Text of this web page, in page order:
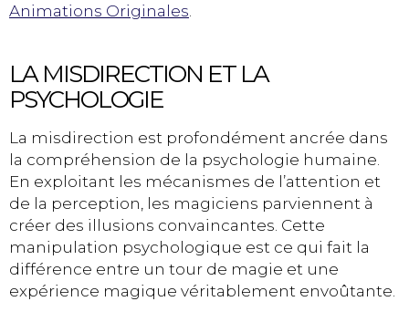
Animations Originales.
LA MISDIRECTION ET LA
PSYCHOLOGIE
La misdirection est profondément ancrée dans
la compréhension de la psychologie humaine.
En exploitant les mécanismes de l’attention et
de la perception, les magiciens parviennent à
créer des illusions convaincantes. Cette
manipulation psychologique est ce qui fait la
différence entre un tour de magie et une
expérience magique véritablement envoûtante.